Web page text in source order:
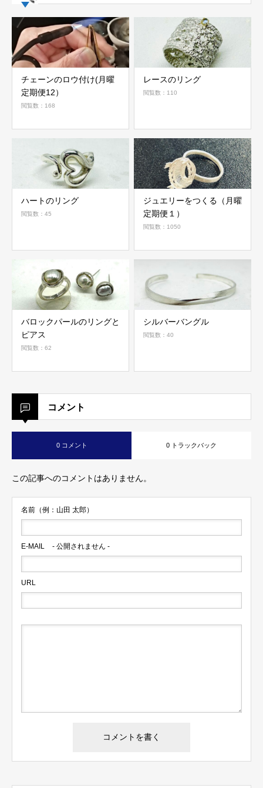
チェーンのロウ付け(月曜
定期便12）
閲覧数：168
レースのリング
閲覧数：110
ハートのリング
閲覧数：45
ジュエリーをつくる（月曜
定期便１）
閲覧数：1050
バロックパールのリングと
ピアス
閲覧数：62
シルバーバングル
閲覧数：40
コメント
0 コメント 0 トラックバック
この記事へのコメントはありません。
名前（例：山田 太郎）
E-MAIL - 公開されません -
URL